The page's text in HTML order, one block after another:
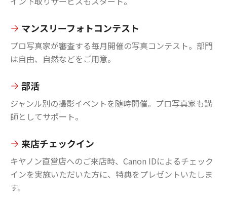
マンスリーフォトコンテスト
プロ写真家が審査する毎月開催の写真コンテスト。部門
は自由、自然などをご用意。
部活
ジャンル別の撮影イベントを随時開催。プロ写真家も講
師としてサポート。
来店チェックイン
キヤノン直営店へのご来店時、Canon IDによるチェック
インを実施いただいた方に、特典をプレゼントいたしま
す。